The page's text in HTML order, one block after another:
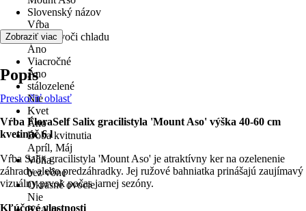
Slovenský názov
Vŕba
odolné voči chladu
Áno
Viacročné
Áno
stálozelené
Nie
Kvet
Áno
Doba kvitnutia
Apríl, Máj
Vôňa
bez vône
Okrasné ovocie
Nie
Zobraziť viac
Popis
Preskočiť oblasť
Vŕba FloraSelf Salix gracilistyla 'Mount Aso' výška 40-60 cm
kvetináč 6 l
Vŕba Salix gracilistyla 'Mount Aso' je atraktívny ker na ozelenenie
záhrady alebo predzáhradky. Jej ružové bahniatka prinášajú zaujímavý
vizuálny prvok počas jarnej sezóny.
Kľúčové vlastnosti